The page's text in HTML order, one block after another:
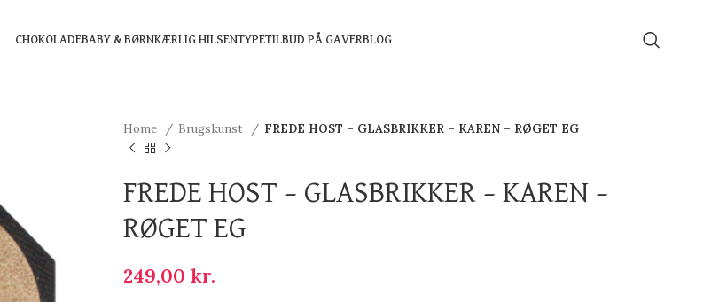
CHOKOLADEBABY & BØRNKÆRLIG HILSENTYPETILBUD PÅ GAVERBLOG
Home Brugskunst FREDE HOST – GLASBRIKKER – KAREN – RØGET EG
FREDE HOST – GLASBRIKKER – KAREN –
RØGET EG
249,00 kr.